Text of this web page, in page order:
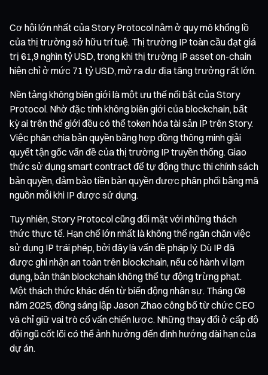
Cơ hội lớn nhất của Story Protocol nằm ở quy mô khổng lồ
của thị trường sở hữu trí tuệ. Thị trường IP toàn cầu đạt giá
trị 61,9 nghìn tỷ USD, trong khi thị trường IP asset on-chain
hiện chỉ ở mức 71 tỷ USD, mở ra dư địa tăng trưởng rất lớn.
Nền tảng không biên giới là một ưu thế nổi bật của Story
Protocol. Nhờ đặc tính không biên giới của blockchain, bất
kỳ ai trên thế giới đều có thể token hóa tài sản IP trên Story.
Việc phân chia bản quyền bằng hợp đồng thông minh giải
quyết tận gốc vấn đề của thị trường IP truyền thống. Giao
thức sử dụng smart contract để tự động thực thi chính sách
bản quyền, đảm bảo tiền bản quyền được phân phối bằng mã
nguồn mỗi khi IP được sử dụng.
Tuy nhiên, Story Protocol cũng đối mặt với những thách
thức thực tế. Hạn chế lớn nhất là không thể ngăn chặn việc
sử dụng IP trái phép, bởi đây là vấn đề pháp lý. Dù IP đã
được ghi nhận an toàn trên blockchain, nếu có hành vi lạm
dụng, bản thân blockchain không thể tự động trừng phạt.
Một thách thức khác đến từ biến động nhân sự. Tháng 08
năm 2025, đồng sáng lập Jason Zhao công bố từ chức CEO
và chỉ giữ vai trò cố vấn chiến lược. Những thay đổi ở cấp độ
đội ngũ cốt lõi có thể ảnh hưởng đến định hướng dài hạn của
dự án.